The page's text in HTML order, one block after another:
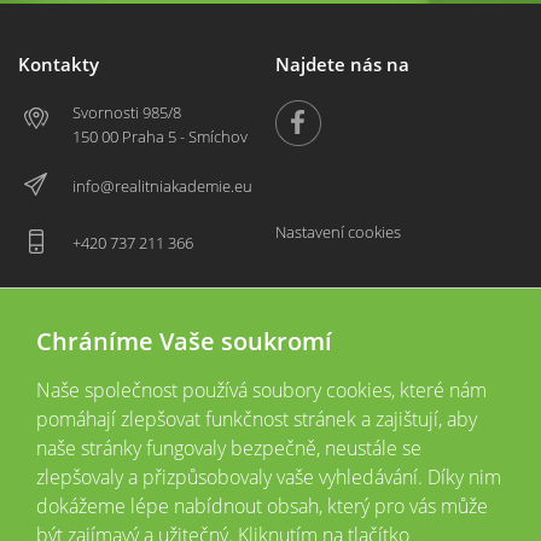
Kontakty
Svornosti 985/8
150 00 Praha 5 - Smíchov
info@realitniakademie.eu
+420 737 211 366
Najdete nás na
Nastavení cookies
2026 © CopyrightVšechna práva vyhrazena
Tyto webové stránky jsou provozovány společností Realitní akademie České
Chráníme Vaše soukromí
Naše společnost používá soubory cookies, které nám
pomáhají zlepšovat funkčnost stránek a zajištují, aby
naše stránky fungovaly bezpečně, neustále se
zlepšovaly a přizpůsobovaly vaše vyhledávání. Díky nim
dokážeme lépe nabídnout obsah, který pro vás může
být zajímavý a užitečný. Kliknutím na tlačítko